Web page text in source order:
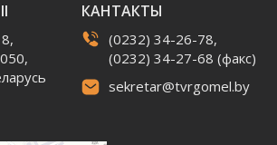
КАНТАКТЫ
(0232) 34-26-78,
(0232) 34-27-68 (факс)
sekretar@tvrgomel.by